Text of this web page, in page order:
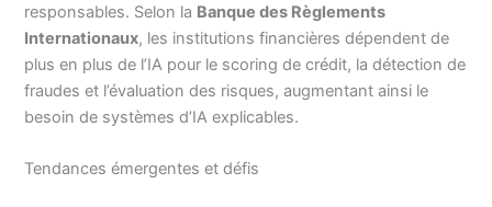
responsables. Selon la Banque des Règlements
Internationaux, les institutions financières dépendent de
plus en plus de l’IA pour le scoring de crédit, la détection de
fraudes et l’évaluation des risques, augmentant ainsi le
besoin de systèmes d’IA explicables.
Tendances émergentes et défis